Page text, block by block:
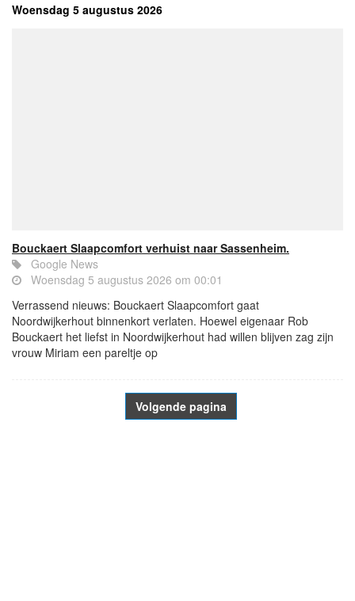
Woensdag 5 augustus 2026
Bouckaert Slaapcomfort verhuist naar Sassenheim.
Google News
Woensdag 5 augustus 2026 om 00:01
Verrassend nieuws: Bouckaert Slaapcomfort gaat
Noordwijkerhout binnenkort verlaten. Hoewel eigenaar Rob
Bouckaert het liefst in Noordwijkerhout had willen blijven zag zijn
vrouw Miriam een pareltje op
Volgende pagina